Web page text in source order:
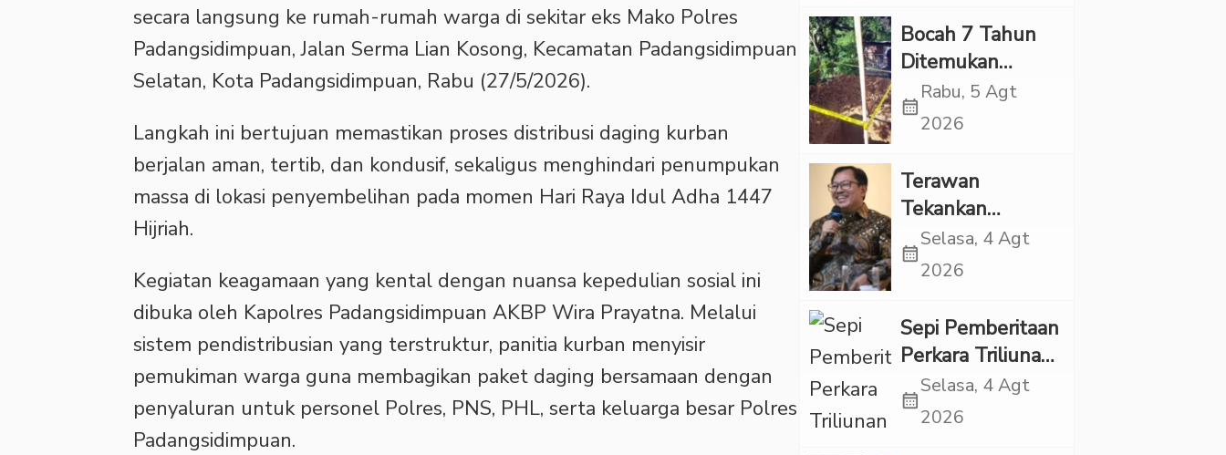
secara langsung ke rumah-rumah warga di sekitar eks Mako Polres
Padangsidimpuan, Jalan Serma Lian Kosong, Kecamatan Padangsidimpuan
Selatan, Kota Padangsidimpuan, Rabu (27/5/2026).
Langkah ini bertujuan memastikan proses distribusi daging kurban
berjalan aman, tertib, dan kondusif, sekaligus menghindari penumpukan
massa di lokasi penyembelihan pada momen Hari Raya Idul Adha 1447
Hijriah.
Kegiatan keagamaan yang kental dengan nuansa kepedulian sosial ini
dibuka oleh Kapolres Padangsidimpuan AKBP Wira Prayatna. Melalui
sistem pendistribusian yang terstruktur, panitia kurban menyisir
pemukiman warga guna membagikan paket daging bersamaan dengan
penyaluran untuk personel Polres, PNS, PHL, serta keluarga besar Polres
Padangsidimpuan.
Bocah 7 Tahun
Ditemukan
Tewas dalam
Sumur di Tapsel,
Kekerasan
calendar_month
Rabu, 5 Agt
2026
Terawan
Tekankan
Pentingnya
Inovasi
di “Indonesian
Brain Forum
2026 UPN
Veteran Jakarta”
calendar_month
Selasa, 4 Agt
2026
Sepi Pemberitaan
Perkara Triliunan
Rupiah Investree,
Ternyata Sudah
calendar_month
Selasa, 4 Agt
2026